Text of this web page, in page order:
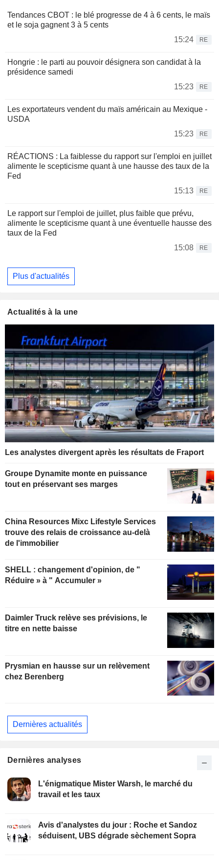
Tendances CBOT : le blé progresse de 4 à 6 cents, le maïs
et le soja gagnent 3 à 5 cents
15:24
RE
Hongrie : le parti au pouvoir désignera son candidat à la
présidence samedi
15:23
RE
Les exportateurs vendent du maïs américain au Mexique -
USDA
15:23
RE
RÉACTIONS : La faiblesse du rapport sur l'emploi en juillet
alimente le scepticisme quant à une hausse des taux de la
Fed
15:13
RE
Le rapport sur l'emploi de juillet, plus faible que prévu,
alimente le scepticisme quant à une éventuelle hausse des
taux de la Fed
15:08
RE
Plus d'actualités
Actualités à la une
Les analystes divergent après les résultats de Fraport
Groupe Dynamite monte en puissance
tout en préservant ses marges
China Resources Mixc Lifestyle Services
trouve des relais de croissance au-delà
de l'immobilier
SHELL : changement d'opinion, de "
Réduire » à " Accumuler »
Daimler Truck relève ses prévisions, le
titre en nette baisse
Prysmian en hausse sur un relèvement
chez Berenberg
Dernières actualités
Dernières analyses
L'énigmatique Mister Warsh, le marché du
travail et les taux
Avis d'analystes du jour : Roche et Sandoz
séduisent, UBS dégrade sèchement Sopra